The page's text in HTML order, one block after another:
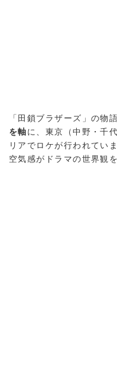
「田鎖ブラザーズ」の物
を軸に、東京（中野・千
リアでロケが行われてい
空気感がドラマの世界観